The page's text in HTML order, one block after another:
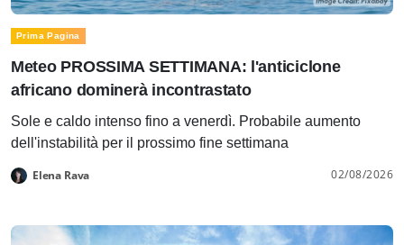
Prima Pagina
Meteo PROSSIMA SETTIMANA: l'anticiclone
africano dominerà incontrastato
Sole e caldo intenso fino a venerdì. Probabile aumento
dell'instabilità per il prossimo fine settimana
Elena Rava 02/08/2026